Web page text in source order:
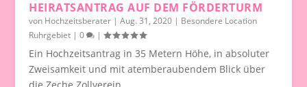
HEIRATSANTRAG AUF DEM FÖRDERTURM
von Hochzeitsberater |Aug. 31, 2020 | Besondere Location
Ruhrgebiet |0 |
Ein Hochzeitsantrag in 35 Metern Höhe, in absoluter
Zweisamkeit und mit atemberaubendem Blick über
die Zeche Zollverein